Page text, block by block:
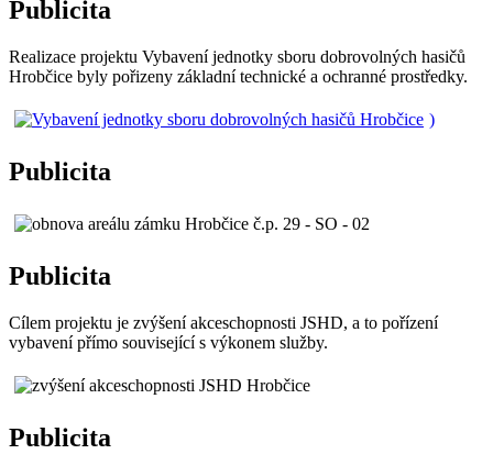
Publicita
Realizace projektu Vybavení jednotky sboru dobrovolných hasičů
Hrobčice byly pořizeny základní technické a ochranné prostředky.
)
Publicita
Publicita
Cílem projektu je zvýšení akceschopnosti JSHD, a to pořízení
vybavení přímo související s výkonem služby.
Publicita